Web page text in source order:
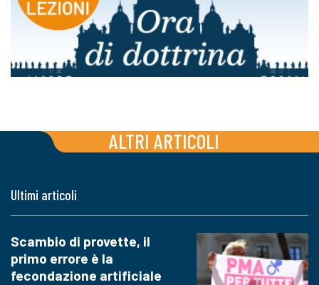
ALTRI ARTICOLI
Ultimi articoli
Scambio di provette, il
primo errore è la
fecondazione artificiale